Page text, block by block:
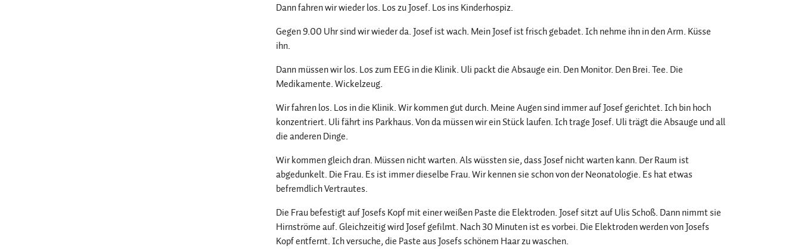
Dann fahren wir wieder los. Los zu Josef. Los ins Kinderhospiz.
Gegen 9.00 Uhr sind wir wieder da. Josef ist wach. Mein Josef ist frisch gebadet. Ich nehme ihn in den Arm. Küsse
ihn.
Dann müssen wir los. Los zum EEG in die Klinik. Uli packt die Absauge ein. Den Monitor. Den Brei. Tee. Die
Medikamente. Wickelzeug.
Wir fahren los. Los in die Klinik. Wir kommen gut durch. Meine Augen sind immer auf Josef gerichtet. Ich bin hoch
konzentriert. Uli fährt ins Parkhaus. Von da müssen wir ein Stück laufen. Ich trage Josef. Uli trägt die Absauge und all
die anderen Dinge.
Wir kommen gleich dran. Müssen nicht warten. Als wüssten sie, dass Josef nicht warten kann. Der Raum ist
abgedunkelt. Die Frau. Es ist immer dieselbe Frau. Wir kennen sie schon von der Neonatologie. Es hat etwas
befremdlich Vertrautes.
Die Frau befestigt auf Josefs Kopf mit einer weißen Paste die Elektroden. Josef sitzt auf Ulis Schoß. Dann nimmt sie
Hirnströme auf. Gleichzeitig wird Josef gefilmt. Nach 30 Minuten ist es vorbei. Die Elektroden werden von Josefs
Kopf entfernt. Ich versuche, die Paste aus Josefs schönem Haar zu waschen.